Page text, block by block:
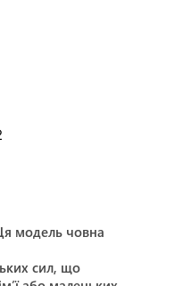
модель човна
сил, що